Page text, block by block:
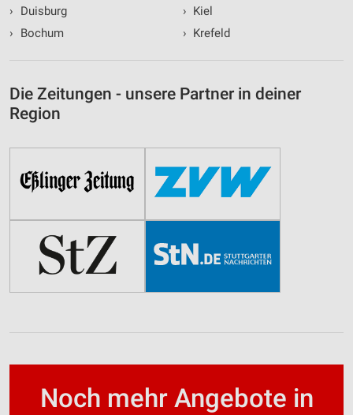
›
Duisburg
›
Bochum
› Kiel
› Krefeld
Die Zeitungen - unsere Partner in deiner
Region
Noch mehr Angebote in